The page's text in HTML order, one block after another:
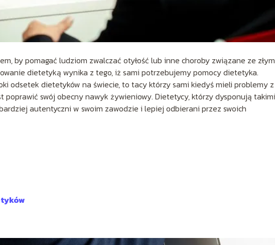
by pomagać ludziom zwalczać otyłość lub inne choroby związane ze złym
dietetyką wynika z tego, iż sami potrzebujemy pomocy dietetyka.
odsetek dietetyków na świecie, to tacy którzy sami kiedyś mieli problemy z
swój obecny nawyk żywieniowy. Dietetycy, którzy dysponują takimi
autentyczni w swoim zawodzie i lepiej odbierani przez swoich